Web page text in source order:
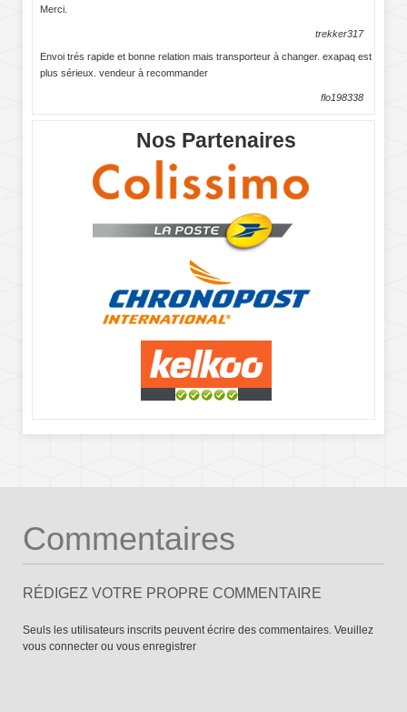
Merci.
trekker317
Envoi trés rapide et bonne relation mais transporteur à changer. exapaq est
plus sérieux. vendeur à recommander
flo198338
Nos Partenaires
Commentaires
RÉDIGEZ VOTRE PROPRE COMMENTAIRE
Seuls les utilisateurs inscrits peuvent écrire des commentaires. Veuillez
vous connecter ou vous enregistrer